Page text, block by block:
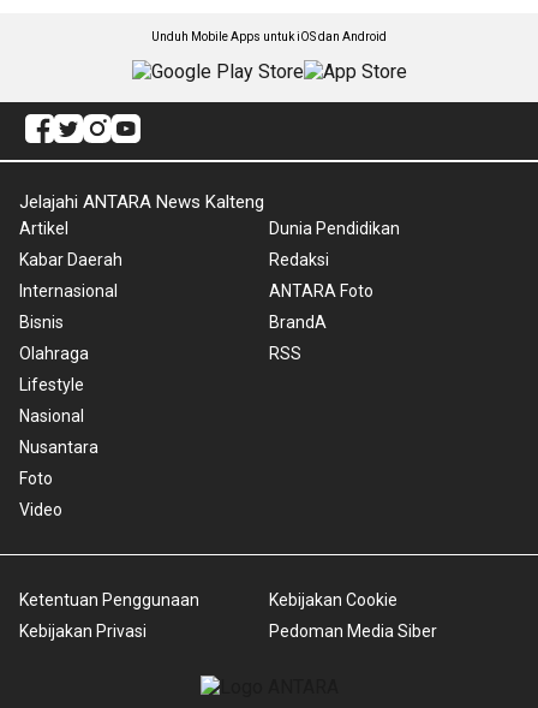
Unduh Mobile Apps untuk iOS dan Android
Jelajahi ANTARA News Kalteng
Artikel
Kabar Daerah
Internasional
Bisnis
Olahraga
Lifestyle
Nasional
Nusantara
Foto
Video
Dunia Pendidikan
Redaksi
ANTARA Foto
BrandA
RSS
Ketentuan Penggunaan
Kebijakan Privasi
Kebijakan Cookie
Pedoman Media Siber